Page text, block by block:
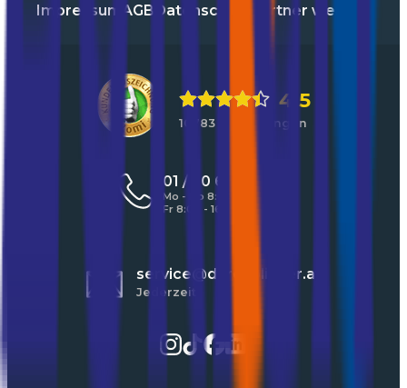
Impressum AGB Datenschutz Partner werden
4,5
10783 Bewertungen
01 / 30 60 900 20
Mo - Do 8:00 - 17:00 Uhr
Fr 8:00 - 16:00 Uhr
service@durchblicker.at
Jederzeit